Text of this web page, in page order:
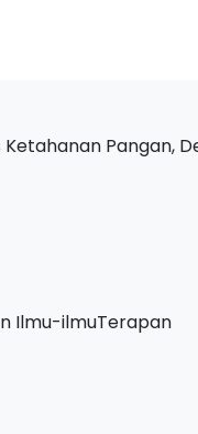
Ketahanan Pangan,
Ilmu-ilmuTerapan